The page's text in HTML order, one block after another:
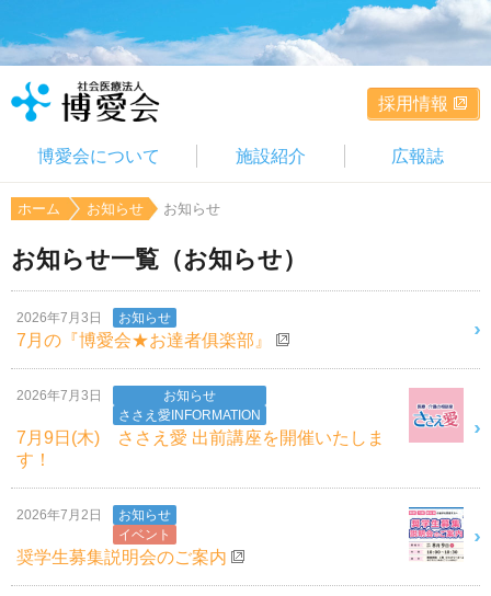
採用情報
博愛会について 施設紹介 広報誌
ホーム お知らせ お知らせ
お知らせ一覧（お知らせ）
2026年7月3日 お知らせ
7月の『博愛会★お達者俱楽部』
2026年7月3日
お知らせ
ささえ愛INFORMATION
7月9日(木) ささえ愛 出前講座を開催いたしま
す！
2026年7月2日
お知らせ
イベント
奨学生募集説明会のご案内